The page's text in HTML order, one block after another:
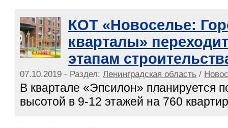
КОТ «Новоселье:
кварталы»
этапам
07.10.2019 - Раздел:Ленинградская область /
В квартале «Эпсилон» планируется
высотой в 9-12 этажей на 760